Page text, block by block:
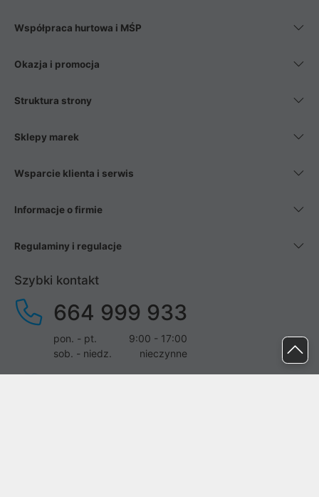
Współpraca hurtowa i MŚP
Okazja i promocja
Struktura strony
Sklepy marek
Wsparcie klienta i serwis
Informacje o firmie
Regulaminy i regulacje
Szybki kontakt
664 999 933
pon. - pt.
9:00 - 17:00
sob. - niedz.
nieczynne